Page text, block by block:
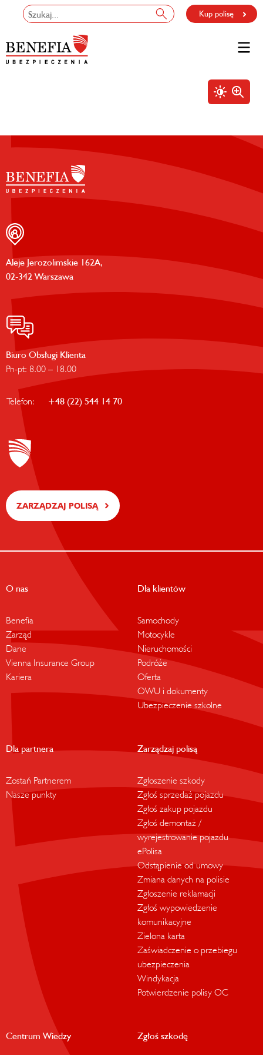
Kup polisę
Aleje Jerozolimskie 162A,
02-342 Warszawa
Biuro Obsługi Klienta
Pn-pt: 8.00 – 18.00
Telefon: +48 (22) 544 14 70
ZARZĄDZAJ POLISĄ
O nas
Benefia
Zarząd
Dane
Vienna Insurance Group
Kariera
Dla klientów
Samochody
Motocykle
Nieruchomości
Podróże
Oferta
OWU i dokumenty
Ubezpieczenie szkolne
Dla partnera
Zostań Partnerem
Nasze punkty
Zarządzaj polisą
Zgłoszenie szkody
Zgłoś sprzedaż pojazdu
Zgłoś zakup pojazdu
Zgłoś demontaż /
wyrejestrowanie pojazdu
ePolisa
Odstąpienie od umowy
Zmiana danych na polisie
Zgłoszenie reklamacji
Zgłoś wypowiedzenie
komunikacyjne
Zielona karta
Zaświadczenie o przebiegu
ubezpieczenia
Windykacja
Potwierdzenie polisy OC
Centrum Wiedzy Zgłoś szkodę